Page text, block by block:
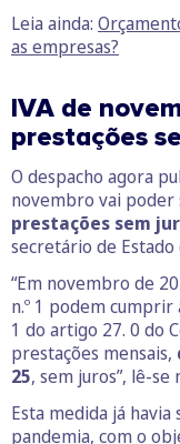
Leia ainda:
as empresas?
IVA de
prestações
O despacho agora
novembro vai poder
prestações sem
secretário de Estado
“Em novembro de
n.º 1 podem cumprir
1 do artigo 27. 0 do
prestações mensais,
25, sem juros”, lê-se
Esta medida já
pandemia, com o